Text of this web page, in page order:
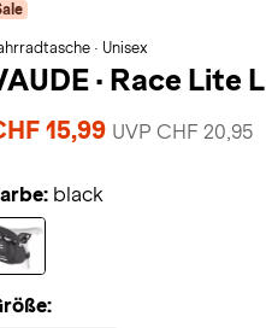
· Unisex
· Race Lite L
15,99 UVP CHF 20,95
black